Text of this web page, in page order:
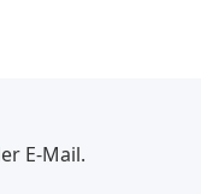
E-Mail.